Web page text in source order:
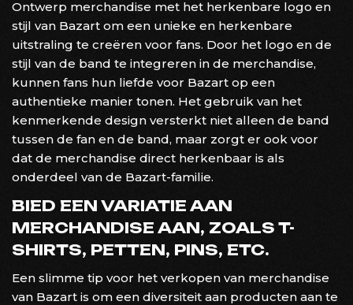
Ontwerp merchandise met het herkenbare logo en
stijl van Bazart om een unieke en herkenbare
uitstraling te creëren voor fans. Door het logo en de
stijl van de band te integreren in de merchandise,
kunnen fans hun liefde voor Bazart op een
authentieke manier tonen. Het gebruik van het
kenmerkende design versterkt niet alleen de band
tussen de fan en de band, maar zorgt er ook voor
dat de merchandise direct herkenbaar is als
onderdeel van de Bazart-familie.
BIED EEN VARIATIE AAN
MERCHANDISE AAN, ZOALS T-
SHIRTS, PETTEN, PINS, ETC.
Een slimme tip voor het verkopen van merchandise
van Bazart is om een diversiteit aan producten aan te